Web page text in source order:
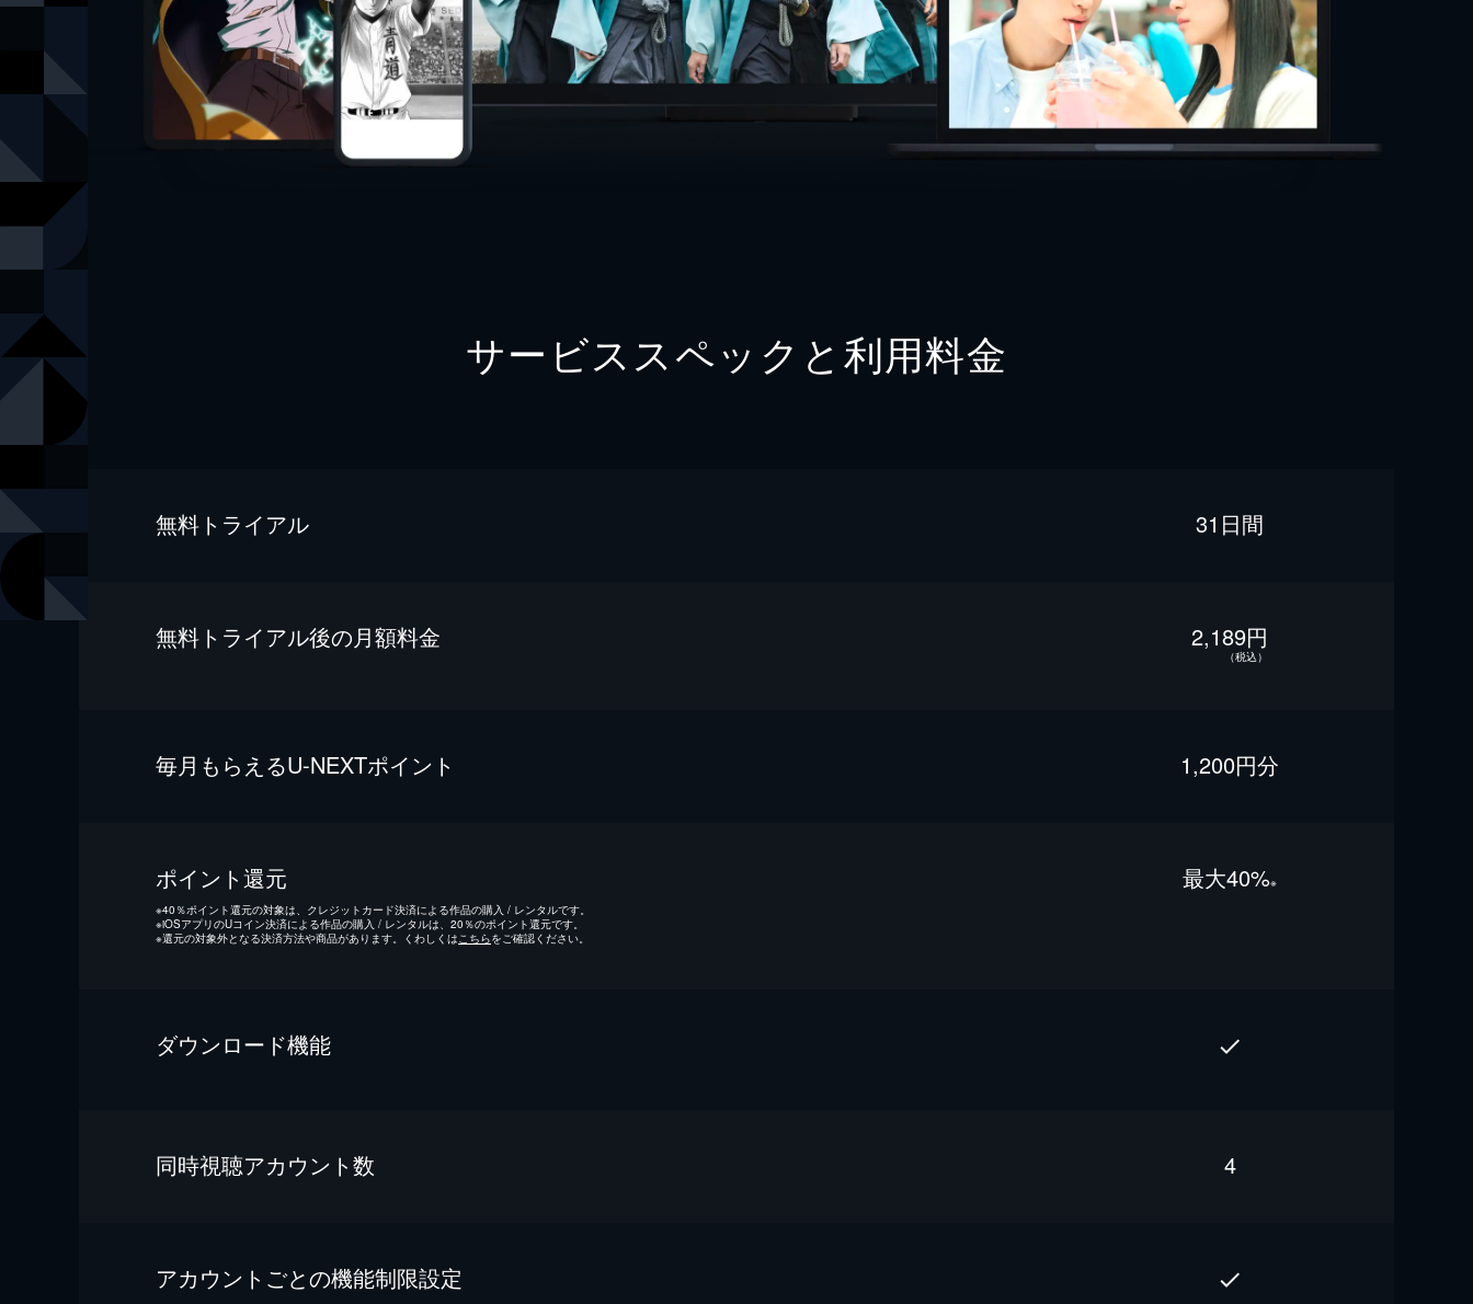
サービススペックと利用料金
無料トライアル 31日間
無料トライアル後の⽉額料金 2,189円
（税込）
毎⽉もらえるU-NEXTポイント 1,200円分
ポイント還元 最⼤40%※
※40％ポイント還元の対象は、クレジットカード決済による作品の購入 / レンタルです。
※iOSアプリのUコイン決済による作品の購入 / レンタルは、20％のポイント還元です。
※還元の対象外となる決済方法や商品があります。くわしくは こちらをご確認ください。
ダウンロード機能
同時視聴アカウント数 4
アカウントごとの機能制限設定